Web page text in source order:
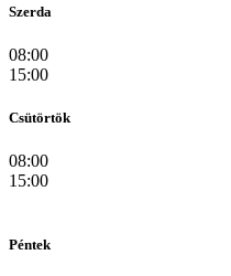
Szerda
08:00
15:00
Csütörtök
08:00
15:00
Péntek